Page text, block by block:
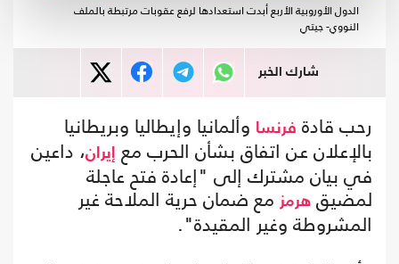
الدول الأوروبية الأربع أبدت استعدادها لرفع عقوبات مرتبطة بالملف
النووي- جيتي
شارك الخبر
رحب قادة فرنسا وألمانيا وإيطاليا وبريطانيا
بالإعلان عن اتفاق بشأن الحرب مع
إيران، داعين
في بيان مشترك إلى "إعادة فتح عاجلة
لمضيق هرمز مع ضمان حرية الملاحة غير
المشروطة وغير المقيدة".